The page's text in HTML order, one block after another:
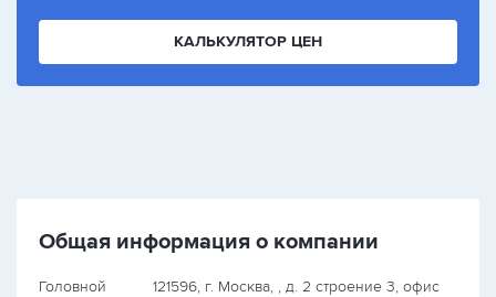
КАЛЬКУЛЯТОР ЦЕН
Общая информация о компании
Головной
121596, г. Москва, , д. 2 строение 3, офис